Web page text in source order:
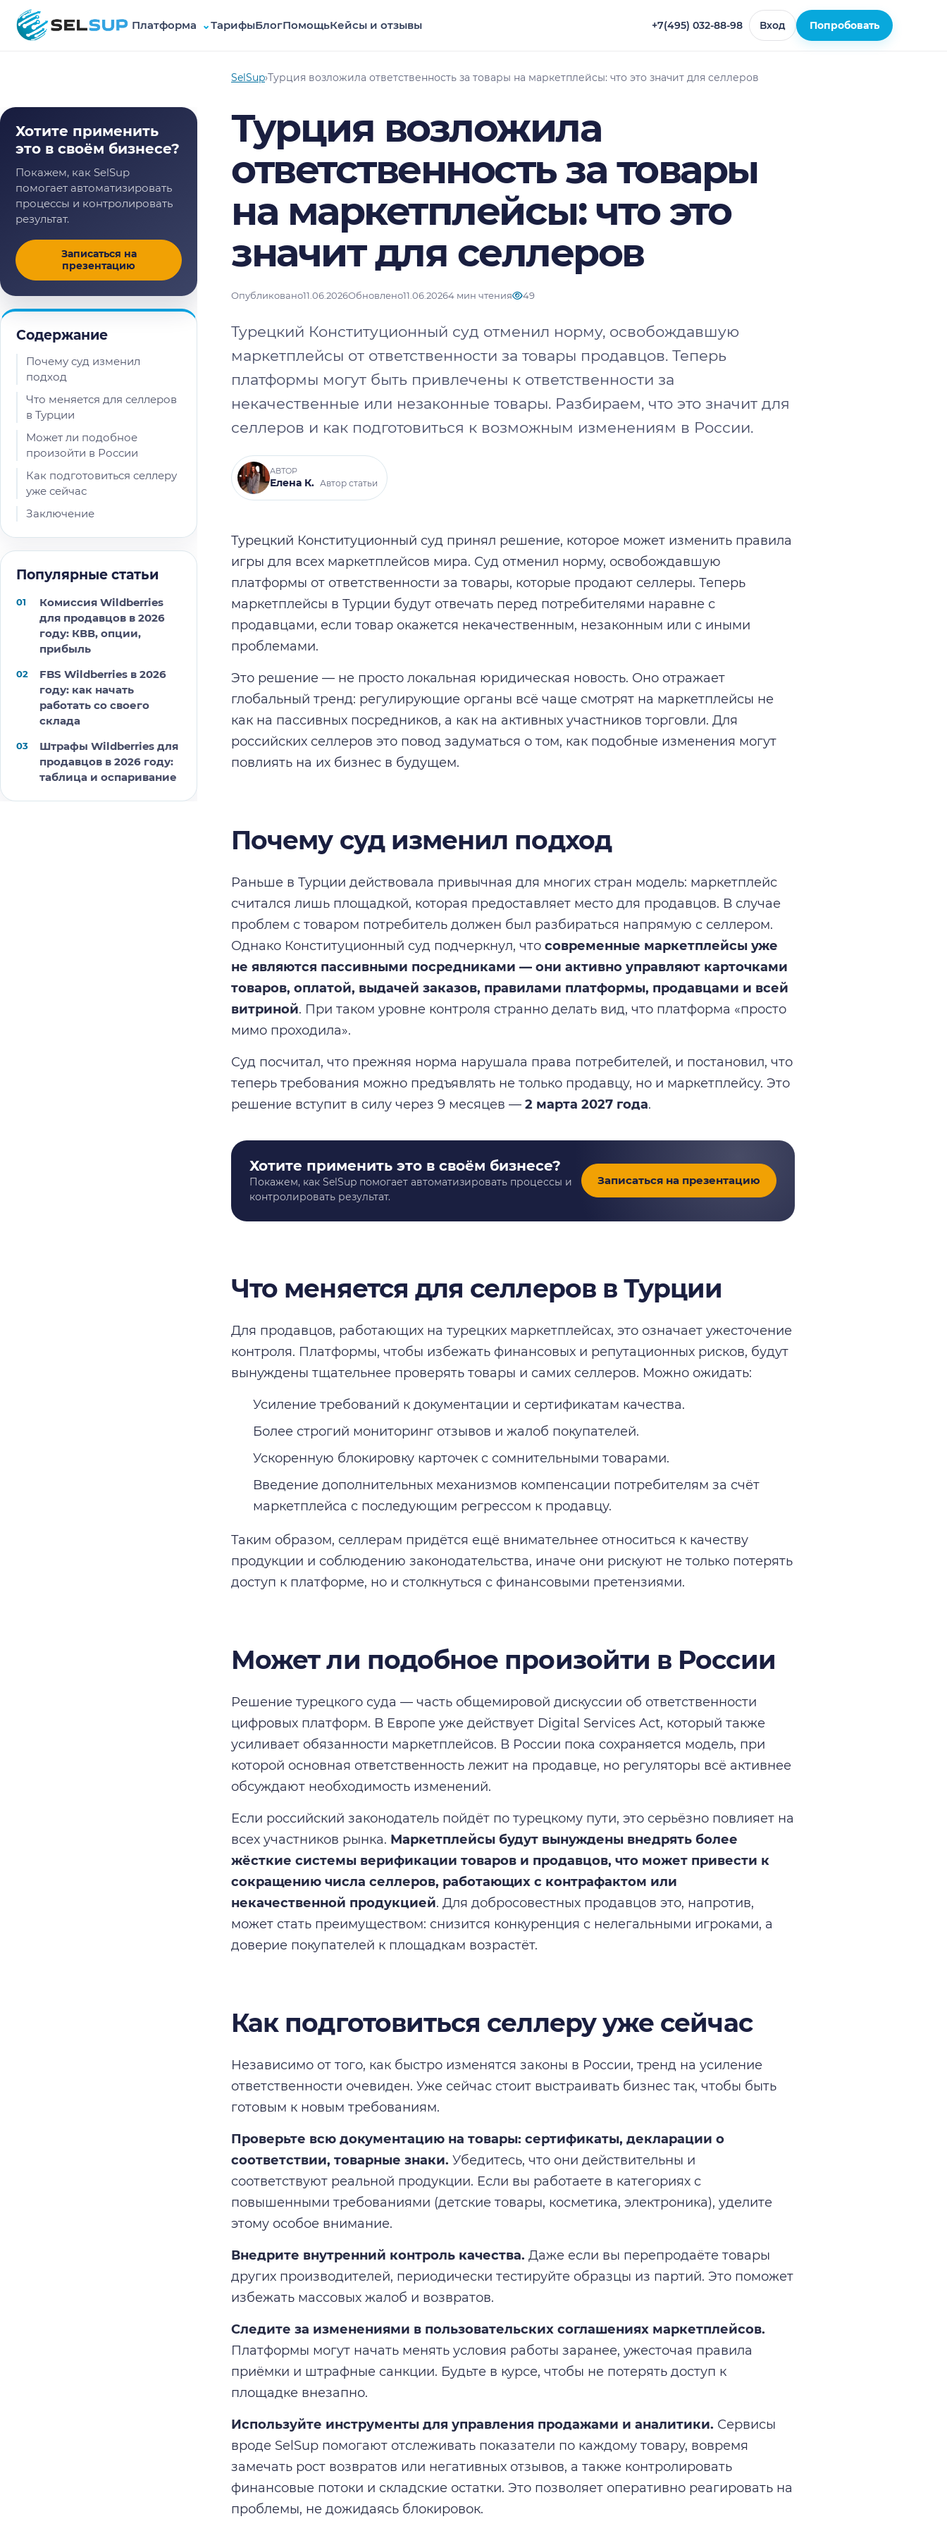
SelSup Платформа ⌄ТарифыБлогПомощьКейсы и отзывы +7(495) 032-88-98 Вход Попробовать
SelSup›Турция возложила ответственность за товары на маркетплейсы: что это значит для селлеров
Турция возложила
ответственность за товары
на маркетплейсы: что это
значит для селлеров
Опубликовано11.06.2026Обновлено11.06.20264 мин чтения 49
Турецкий Конституционный суд отменил норму, освобождавшую
маркетплейсы от ответственности за товары продавцов. Теперь
платформы могут быть привлечены к ответственности за
некачественные или незаконные товары. Разбираем, что это значит для
селлеров и как подготовиться к возможным изменениям в России.
АВТОР
Елена К. Автор статьи
Содержание
Почему суд изменил
подход
Что меняется для селлеров
в Турции
Может ли подобное
произойти в России
Как подготовиться селлеру
уже сейчас
Заключение
Популярные статьи
Комиссия Wildberries
для продавцов в 2026
году: КВВ, опции,
прибыль
FBS Wildberries в 2026
году: как начать
работать со своего
склада
Штрафы Wildberries для
продавцов в 2026 году:
таблица и оспаривание
Хотите применить
это в своём бизнесе?
Покажем, как SelSup
помогает автоматизировать
процессы и контролировать
результат.
Записаться на
презентацию
Турецкий Конституционный суд принял решение, которое может изменить правила
игры для всех маркетплейсов мира. Суд отменил норму, освобождавшую
платформы от ответственности за товары, которые продают селлеры. Теперь
маркетплейсы в Турции будут отвечать перед потребителями наравне с
продавцами, если товар окажется некачественным, незаконным или с иными
проблемами.
Это решение — не просто локальная юридическая новость. Оно отражает
глобальный тренд: регулирующие органы всё чаще смотрят на маркетплейсы не
как на пассивных посредников, а как на активных участников торговли. Для
российских селлеров это повод задуматься о том, как подобные изменения могут
повлиять на их бизнес в будущем.
Почему суд изменил подход
Раньше в Турции действовала привычная для многих стран модель: маркетплейс
считался лишь площадкой, которая предоставляет место для продавцов. В случае
проблем с товаром потребитель должен был разбираться напрямую с селлером.
Однако Конституционный суд подчеркнул, что современные маркетплейсы уже
не являются пассивными посредниками — они активно управляют карточками
товаров, оплатой, выдачей заказов, правилами платформы, продавцами и всей
витриной. При таком уровне контроля странно делать вид, что платформа «просто
мимо проходила».
Суд посчитал, что прежняя норма нарушала права потребителей, и постановил, что
теперь требования можно предъявлять не только продавцу, но и маркетплейсу. Это
решение вступит в силу через 9 месяцев — 2 марта 2027 года.
Хотите применить это в своём бизнесе?
Покажем, как SelSup помогает автоматизировать процессы и
контролировать результат.
Записаться на презентацию
Что меняется для селлеров в Турции
Для продавцов, работающих на турецких маркетплейсах, это означает ужесточение
контроля. Платформы, чтобы избежать финансовых и репутационных рисков, будут
вынуждены тщательнее проверять товары и самих селлеров. Можно ожидать:
Усиление требований к документации и сертификатам качества.
Более строгий мониторинг отзывов и жалоб покупателей.
Ускоренную блокировку карточек с сомнительными товарами.
Введение дополнительных механизмов компенсации потребителям за счёт
маркетплейса с последующим регрессом к продавцу.
Таким образом, селлерам придётся ещё внимательнее относиться к качеству
продукции и соблюдению законодательства, иначе они рискуют не только потерять
доступ к платформе, но и столкнуться с финансовыми претензиями.
Может ли подобное произойти в России
Решение турецкого суда — часть общемировой дискуссии об ответственности
цифровых платформ. В Европе уже действует Digital Services Act, который также
усиливает обязанности маркетплейсов. В России пока сохраняется модель, при
которой основная ответственность лежит на продавце, но регуляторы всё активнее
обсуждают необходимость изменений.
Если российский законодатель пойдёт по турецкому пути, это серьёзно повлияет на
всех участников рынка. Маркетплейсы будут вынуждены внедрять более
жёсткие системы верификации товаров и продавцов, что может привести к
сокращению числа селлеров, работающих с контрафактом или
некачественной продукцией. Для добросовестных продавцов это, напротив,
может стать преимуществом: снизится конкуренция с нелегальными игроками, а
доверие покупателей к площадкам возрастёт.
Как подготовиться селлеру уже сейчас
Независимо от того, как быстро изменятся законы в России, тренд на усиление
ответственности очевиден. Уже сейчас стоит выстраивать бизнес так, чтобы быть
готовым к новым требованиям.
Проверьте всю документацию на товары: сертификаты, декларации о
соответствии, товарные знаки. Убедитесь, что они действительны и
соответствуют реальной продукции. Если вы работаете в категориях с
повышенными требованиями (детские товары, косметика, электроника), уделите
этому особое внимание.
Внедрите внутренний контроль качества. Даже если вы перепродаёте товары
других производителей, периодически тестируйте образцы из партий. Это поможет
избежать массовых жалоб и возвратов.
Следите за изменениями в пользовательских соглашениях маркетплейсов.
Платформы могут начать менять условия работы заранее, ужесточая правила
приёмки и штрафные санкции. Будьте в курсе, чтобы не потерять доступ к
площадке внезапно.
Используйте инструменты для управления продажами и аналитики. Сервисы
вроде SelSup помогают отслеживать показатели по каждому товару, вовремя
замечать рост возвратов или негативных отзывов, а также контролировать
финансовые потоки и складские остатки. Это позволяет оперативно реагировать на
проблемы, не дожидаясь блокировок.